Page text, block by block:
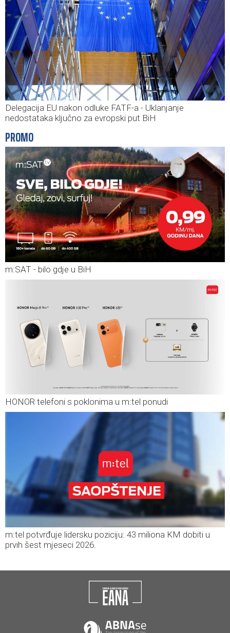
Delegacija EU nakon odluke FATF-a - Uklanjanje
nedostataka ključno za evropski put BiH
PROMO
m:SAT - bilo gdje u BiH
HONOR telefoni s poklonima u m:tel ponudi
m:tel potvrđuje lidersku poziciju: 43 miliona KM dobiti u
prvih šest mjeseci 2026.